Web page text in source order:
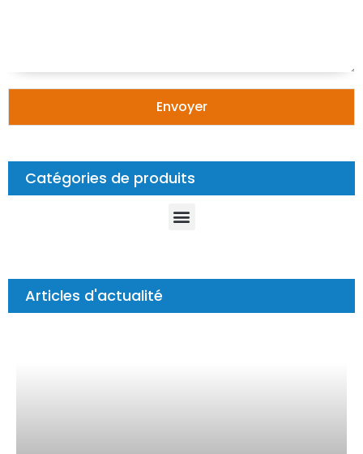
Envoyer
Catégories de produits
Articles d'actualité